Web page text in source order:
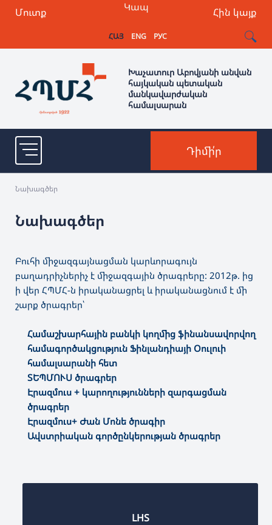
Մուտք Հին կայք
Կապ
ՀԱՅ ENG РУС
Խաչատուր Աբովյանի անվան
հայկական պետական
մանկավարժական
համալսարան
Դիմի՛ր
Նախագծեր
Նախագծեր
Բուհի միջազգայնացման կարևորագույն
բաղադրիչներիչ է միջազգային ծրագրերը: 2012թ. ից
ի վեր ՀՊՄՀ-ն իրականացրել և իրականացնում է մի
շարք ծրագրեր՝
Համաշխարհային բանկի կողմից ֆինանսավորվող
համագործակցություն Ֆինլանդիայի Օուլուի
համալսարանի հետ
ՏԵՊՄՈՒՍ ծրագրեր
Էրազմուս + կարողությունների զարգացման
ծրագրեր
Էրազմուս+ Ժան Մոնե ծրագիր
Ավստրիական գործընկերության ծրագրեր
LHS